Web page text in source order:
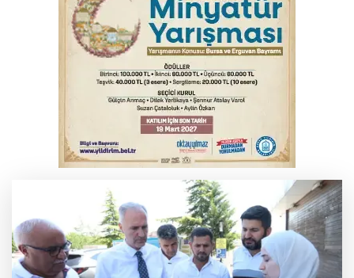
Bursa'da akıma kapılan mühendis ağır
yaralandı
Bursa'da tavuk çiftliğinde yangın
Bursa'da kontrolden çıkan araç orta
refüje çıktı